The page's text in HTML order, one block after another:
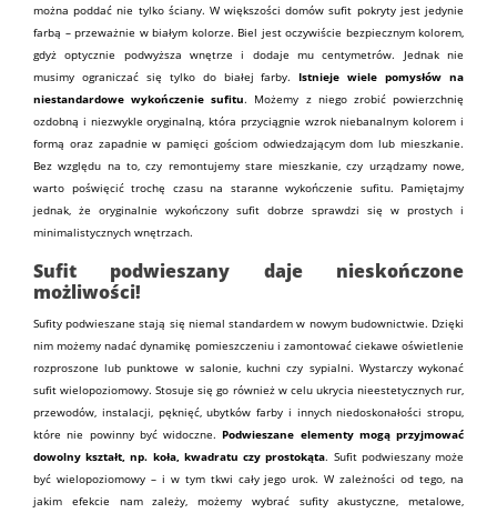
można poddać nie tylko ściany. W większości domów sufit pokryty jest jedynie
farbą – przeważnie w białym kolorze. Biel jest oczywiście bezpiecznym kolorem,
gdyż optycznie podwyższa wnętrze i dodaje mu centymetrów. Jednak nie
musimy ograniczać się tylko do białejfarby.Istnieje wiele pomysłów na
niestandardowe wykończenie sufitu. Możemy z niego zrobić powierzchnię
ozdobną i niezwykle oryginalną, która przyciągnie wzrok niebanalnym kolorem i
formą oraz zapadnie w pamięci gościom odwiedzającym dom lub mieszkanie.
Bez względu na to, czy remontujemy stare mieszkanie, czy urządzamy nowe,
warto poświęcić trochę czasu na staranne wykończenie sufitu. Pamiętajmy
jednak, że oryginalnie wykończony sufit dobrze sprawdzi się w prostych i
minimalistycznych wnętrzach.
Sufit podwieszany daje nieskończone
możliwości!
Sufity podwieszane stają się niemal standardem w nowym budownictwie. Dzięki
nim możemy nadać dynamikę pomieszczeniu i zamontować ciekawe oświetlenie
rozproszone lub punktowe w salonie, kuchni czy sypialni. Wystarczy wykonać
sufit wielopoziomowy. Stosuje się go również w celu ukrycia nieestetycznych rur,
przewodów, instalacji, pęknięć, ubytków farby i innych niedoskonałości stropu,
które nie powinny być widoczne.Podwieszane elementy mogą przyjmować
dowolny kształt, np. koła, kwadratu czy prostokąta. Sufit podwieszanymoże
być wielopoziomowy – i w tym tkwi cały jego urok. W zależności od tego, na
jakim efekcie nam zależy, możemy wybrać sufity akustyczne , metalowe,